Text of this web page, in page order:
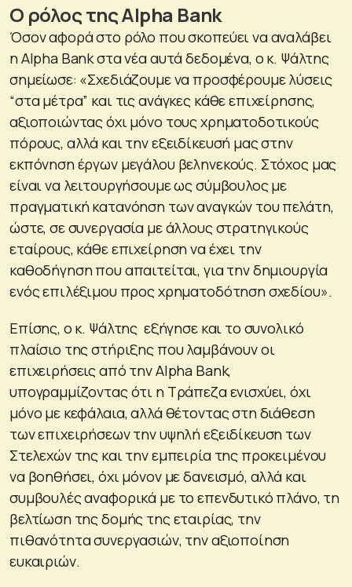
O ρόλος της Alpha Bank
Όσον αφορά στο ρόλο που σκοπεύει να αναλάβει
η Alpha Bank στα νέα αυτά δεδομένα, ο κ. Ψάλτης
σημείωσε: «Σχεδιάζουμε να προσφέρουμε λύσεις
“στα μέτρα” και τις ανάγκες κάθε επιχείρησης,
αξιοποιώντας όχι μόνο τους χρηματοδοτικούς
πόρους, αλλά και την εξειδίκευσή μας στην
εκπόνηση έργων μεγάλου βεληνεκούς. Στόχος μας
είναι να λειτουργήσουμε ως σύμβουλος με
πραγματική κατανόηση των αναγκών του πελάτη,
ώστε, σε συνεργασία με άλλους στρατηγικούς
εταίρους, κάθε επιχείρηση να έχει την
καθοδήγηση που απαιτείται, για την δημιουργία
ενός επιλέξιμου προς χρηματοδότηση σχεδίου».
Επίσης, ο κ. Ψάλτης εξήγησε και το συνολικό
πλαίσιο της στήριξης που λαμβάνουν οι
επιχειρήσεις από την Alpha Bank,
υπογραμμίζοντας ότι η Τράπεζα ενισχύει, όχι
μόνο με κεφάλαια, αλλά θέτοντας στη διάθεση
των επιχειρήσεων την υψηλή εξειδίκευση των
Στελεχών της και την εμπειρία της προκειμένου
να βοηθήσει, όχι μόνον με δανεισμό, αλλά και
συμβουλές αναφορικά με το επενδυτικό πλάνο, τη
βελτίωση της δομής της εταιρίας, την
πιθανότητα συνεργασιών, την αξιοποίηση
ευκαιριών.